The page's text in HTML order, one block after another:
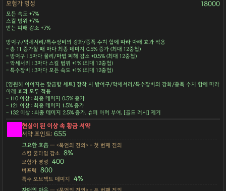
모험가 명성 18000
모든 속도 +7%
스킬 범위 +7%
받는 피해 감소 +7%
방어구/악세서리/특수장비의 강화/증폭 수치 합에 따라 아래 효과 적용
- 총 11 증가할 때 마다 최종 데미지 0.5% 증가 (최대 12중첩)
- 방어구 : 5마다 물리/마법 피해 감소 +0.5% (최대 12중첩)
- 악세서리 : 3마다 스킬 범위 +1% (최대 12중첩)
- 특수장비 : 3마다 모든 속도 +1% (최대 12중첩)
[영원히 이어지는 황금향 세트] 장착 시 방어구/악세서리/특수장비의 강화/증폭 수치 합에 따라
아래 효과 모두 적용
- 110 이상 : 최종 데미지 0.5% 증가
- 121 이상 : 최종 데미지 1.5% 증가
- 132 이상 : 최종 데미지 2.5% 증가, 슈퍼 아머 부여, [골드 러시] 제거
현실이 된 이상 속 황금 서약
서약 포인트:655
고요한 호흡— <묵언의 진의> - 첫 번째 진의
스킬 쿨타임 감소
8%
모험가 명성 400
버프력 800
특수 오브젝트 데미지 4%